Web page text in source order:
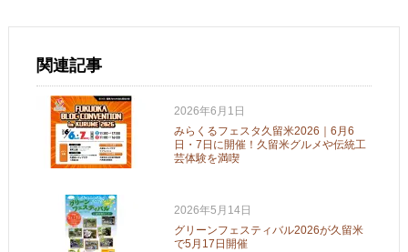
関連記事
2026年6月1日
みらくるフェスタ久留米2026｜6月6
日・7日に開催！久留米グルメや伝統工
芸体験を満喫
2026年5月14日
グリーンフェスティバル2026が久留米
で5月17日開催